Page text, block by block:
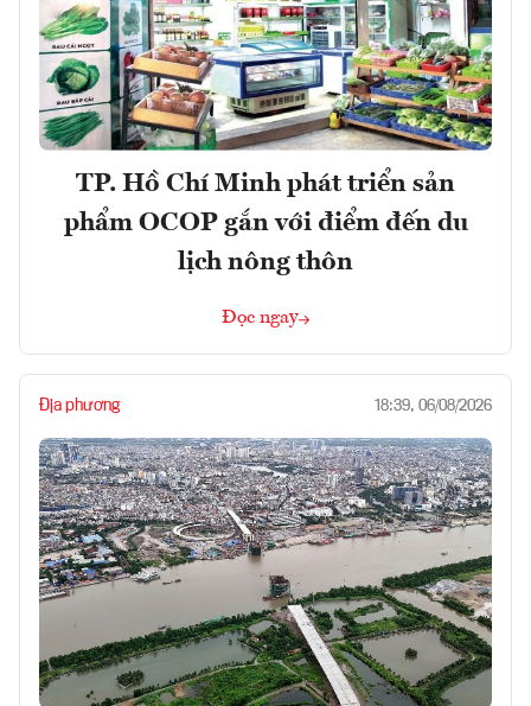
TP. Hồ Chí Minh phát triển sản
phẩm OCOP gắn với điểm đến du
lịch nông thôn
Đọc ngay
Địa phương 18:39, 06/08/2026